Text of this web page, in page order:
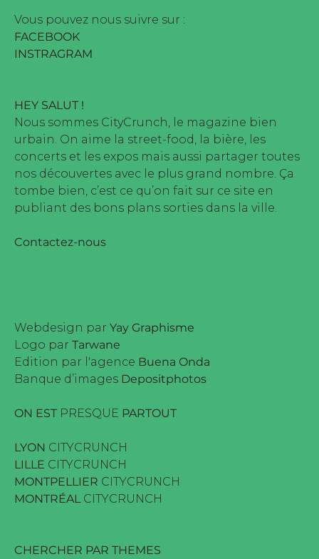
par Buena Onda Web •
Vous pouvez nous suivre sur :
FACEBOOK
INSTRAGRAM
HEY SALUT !
Nous sommes CityCrunch, le magazine bien
urbain. On aime la street-food, la bière, les
concerts et les expos mais aussi partager toutes
nos découvertes avec le plus grand nombre. Ça
tombe bien, c’est ce qu’on fait sur ce site en
publiant des bons plans sorties dans la ville.
Contactez-nous
Webdesign par Yay Graphisme
Logo par Tarwane
Edition par l'agence Buena Onda
Banque d’images Depositphotos
ON EST PRESQUE PARTOUT
LYON CITYCRUNCH
LILLE CITYCRUNCH
MONTPELLIER CITYCRUNCH
MONTRÉAL CITYCRUNCH
CHERCHER PAR THEMES